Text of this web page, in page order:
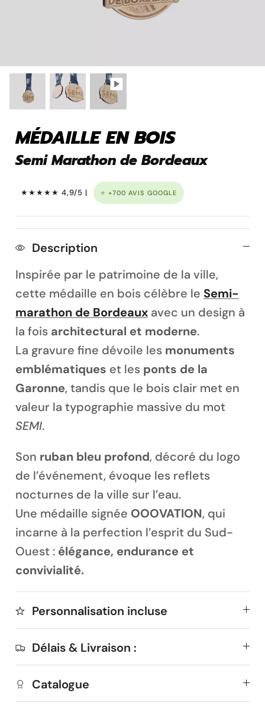
Porte clé à graver
Magnet personnalisé
MÉDAILLE EN BOIS
Semi Marathon de Bordeaux
★★★★★ 4,9/5 | ⭐ +700 AVIS GOOGLE
Description
Inspirée par le patrimoine de la ville,
cette médaille en bois célèbre le Semi-
marathon de Bordeaux avec un design à
la fois architectural et moderne.
La gravure fine dévoile les monuments
emblématiques et les ponts de la
Garonne, tandis que le bois clair met en
valeur la typographie massive du mot
SEMI.
Son ruban bleu profond, décoré du logo
de l’événement, évoque les reflets
nocturnes de la ville sur l’eau.
Une médaille signée OOOVATION, qui
incarne à la perfection l’esprit du Sud-
Ouest : élégance, endurance et
convivialité.
Personnalisation incluse
Délais & Livraison :
Catalogue